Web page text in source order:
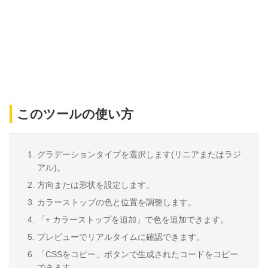
このツールの使い方
グラデーションタイプを選択します(リニアまたはラジ
アル)。
方向または形状を設定します。
カラーストップの色と位置を調整します。
「+ カラーストップを追加」で色を追加できます。
プレビューでリアルタイムに確認できます。
「CSSをコピー」ボタンで生成されたコードをコピー